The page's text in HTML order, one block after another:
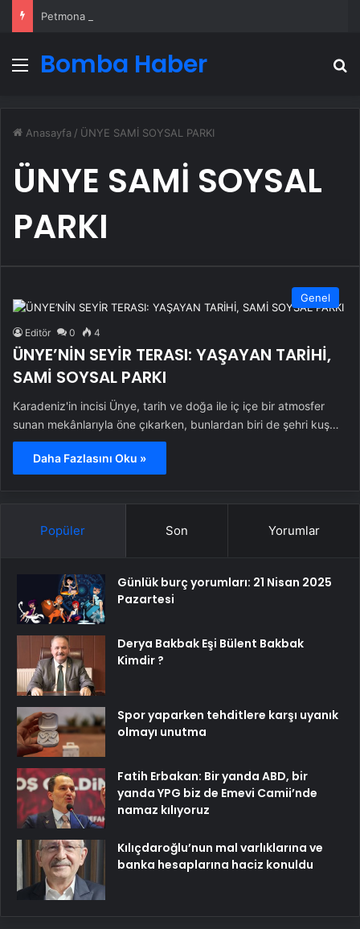
Menü
Bomba Haber
Anasayfa / ÜNYE SAMİ SOYSAL PARKI
ÜNYE SAMİ SOYSAL
PARKI
Genel
Editör 0 4
ÜNYE’NİN SEYİR TERASI: YAŞAYAN TARİHİ,
SAMİ SOYSAL PARKI
Karadeniz'in incisi Ünye, tarih ve doğa ile iç içe bir atmosfer
sunan mekânlarıyla öne çıkarken, bunlardan biri de şehri kuş…
Daha Fazlasını Oku »
Popüler Son Yorumlar
Günlük burç yorumları: 21 Nisan 2025
Pazartesi
Derya Bakbak Eşi Bülent Bakbak
Kimdir ?
Spor yaparken tehditlere karşı uyanık
olmayı unutma
Fatih Erbakan: Bir yanda ABD, bir
yanda YPG biz de Emevi Camii’nde
namaz kılıyoruz
Kılıçdaroğlu’nun mal varlıklarına ve
banka hesaplarına haciz konuldu